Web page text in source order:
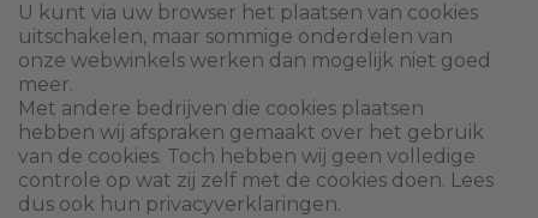
U kunt via uw browser het plaatsen van cookies
uitschakelen, maar sommige onderdelen van
onze webwinkels werken dan mogelijk niet goed
meer.
Met andere bedrijven die cookies plaatsen
hebben wij afspraken gemaakt over het gebruik
van de cookies. Toch hebben wij geen volledige
controle op wat zij zelf met de cookies doen. Lees
dus ook hun privacyverklaringen.